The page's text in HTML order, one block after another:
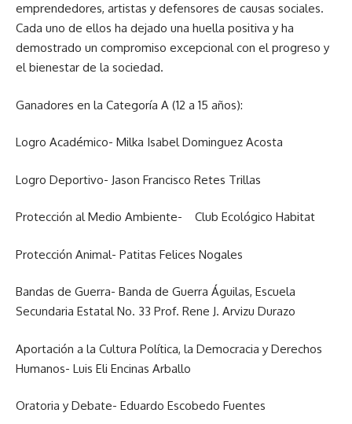
emprendedores, artistas y defensores de causas sociales.
Cada uno de ellos ha dejado una huella positiva y ha
demostrado un compromiso excepcional con el progreso y
el bienestar de la sociedad.
Ganadores en la Categoría A (12 a 15 años):
Logro Académico- Milka Isabel Dominguez Acosta
Logro Deportivo- Jason Francisco Retes Trillas
Protección al Medio Ambiente- Club Ecológico Habitat
Protección Animal- Patitas Felices Nogales
Bandas de Guerra- Banda de Guerra Águilas, Escuela
Secundaria Estatal No. 33 Prof. Rene J. Arvizu Durazo
Aportación a la Cultura Política, la Democracia y Derechos
Humanos- Luis Eli Encinas Arballo
Oratoria y Debate- Eduardo Escobedo Fuentes